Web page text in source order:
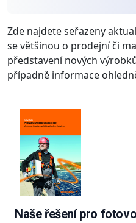
Zde najdete seřazeny
se většinou o prodejní či
představení nových
případně informace
Naše řešení pro